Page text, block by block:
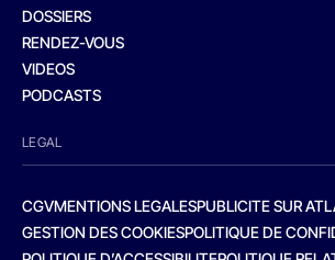
DOSSIERS
RENDEZ-VOUS
VIDEOS
PODCASTS
LEGAL
CGVMENTIONS LEGALESPUBLICITE SUR
GESTION DES COOKIESPOLITIQUE DE